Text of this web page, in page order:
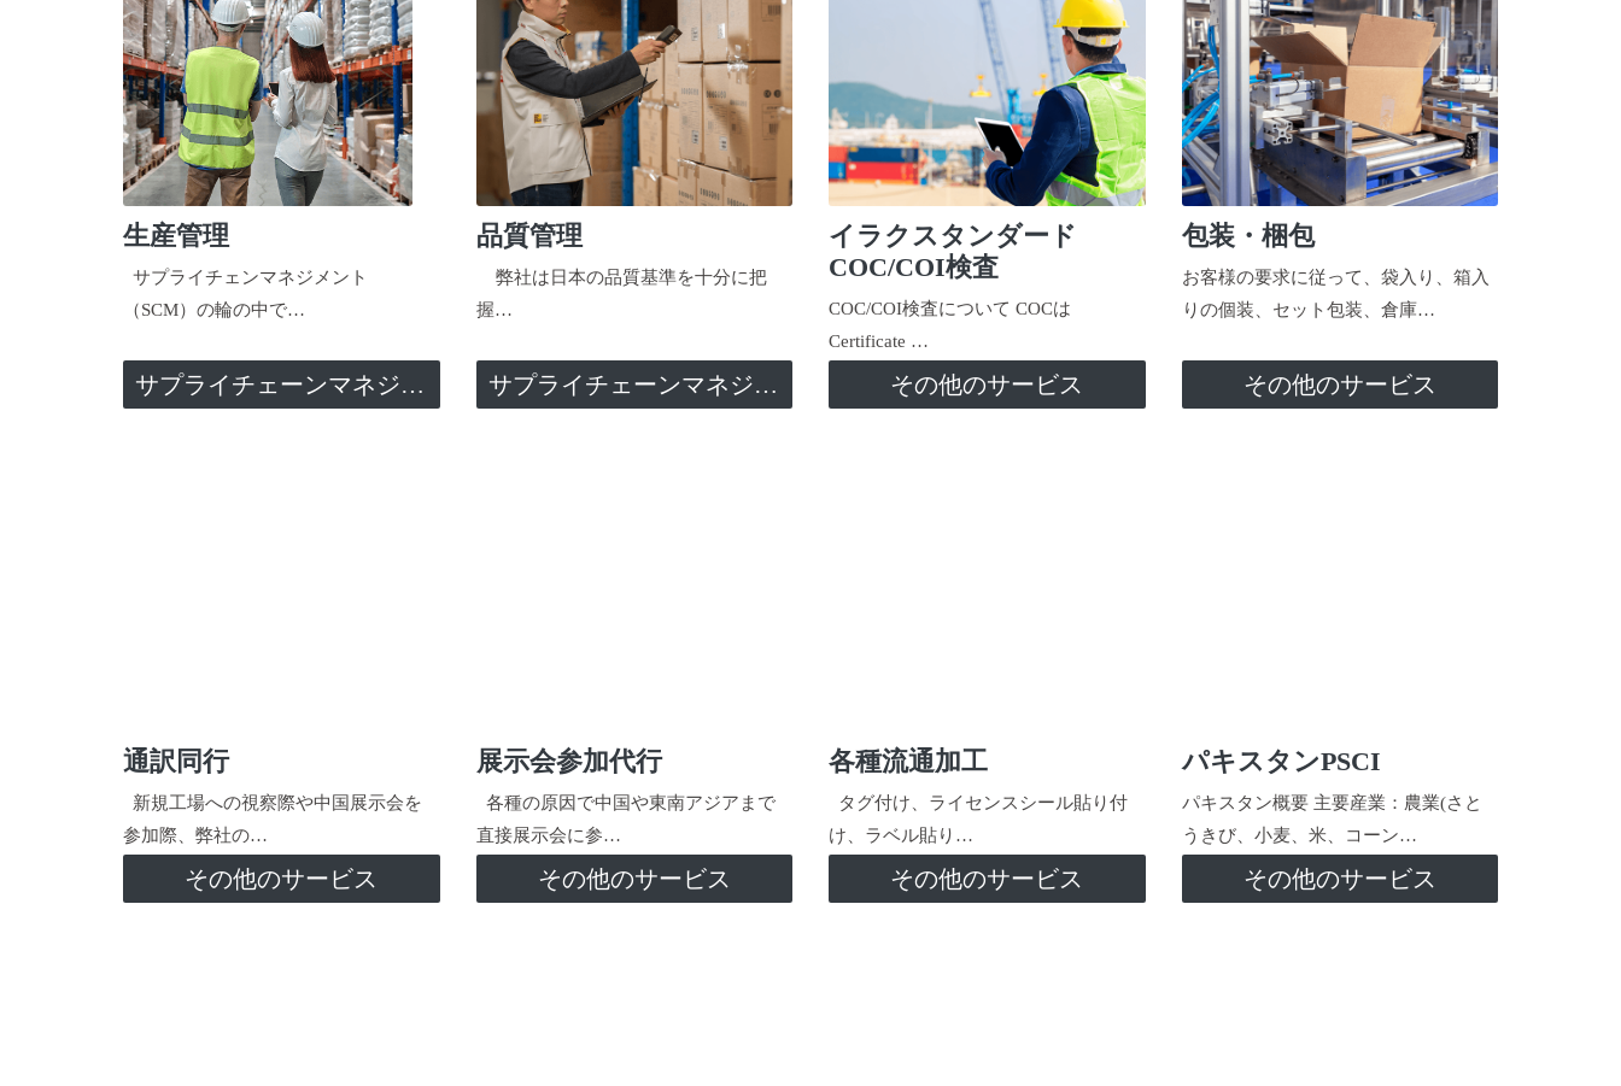
生産管理
サプライチェンマネジメント
（SCM）の輪の中で…
サプライチェーンマネジメント
品質管理
弊社は日本の品質基準を十分に把
握…
サプライチェーンマネジメント
イラクスタンダード
COC/COI検査
COC/COI検査について COCは
Certificate …
その他のサービス
包装・梱包
お客様の要求に従って、袋入り、箱入
りの個装、セット包装、倉庫…
その他のサービス
通訳同行
新規工場への視察際や中国展示会を
参加際、弊社の…
その他のサービス
展示会参加代行
各種の原因で中国や東南アジアまで
直接展示会に参…
その他のサービス
各種流通加工
タグ付け、ライセンスシール貼り付
け、ラベル貼り…
その他のサービス
パキスタンPSCI
パキスタン概要 主要産業：農業(さと
うきび、小麦、米、コーン…
その他のサービス